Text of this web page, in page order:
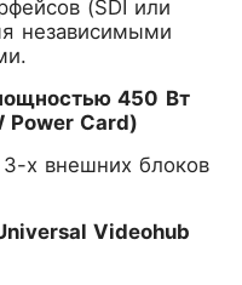
(SDI или
независимыми
450 Вт
Power Card)
х внешних блоков
Videohub